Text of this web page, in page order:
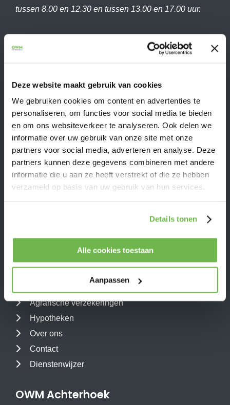
Deze website maakt gebruik van cookies
We gebruiken cookies om content en advertenties te
personaliseren, om functies voor social media te bieden
en om ons websiteverkeer te analyseren. Ook delen we
informatie over uw gebruik van onze site met onze
partners voor social media, adverteren en analyse. Deze
partners kunnen deze gegevens combineren met andere
informatie die u aan ze heeft verstrekt of die ze hebben
verzameld op basis van uw gebruik van hun services.
Details tonen
Alle cookies toestaan
Aanpassen
tussen 8.00 en 12.30 en tussen 13.00 en 17.00 uur.
Volg ons op
Ik ben op zoek naar…
Polisvoorwaarden & Downloads
Wijziging doorgeven
Schade melden
Autoverzekering
Woonhuisverzekering
Zakelijke verzekeringen
Agrarische verzekeringen
Hypotheken
Over ons
Contact
Dienstenwijzer
OWM Achterhoek